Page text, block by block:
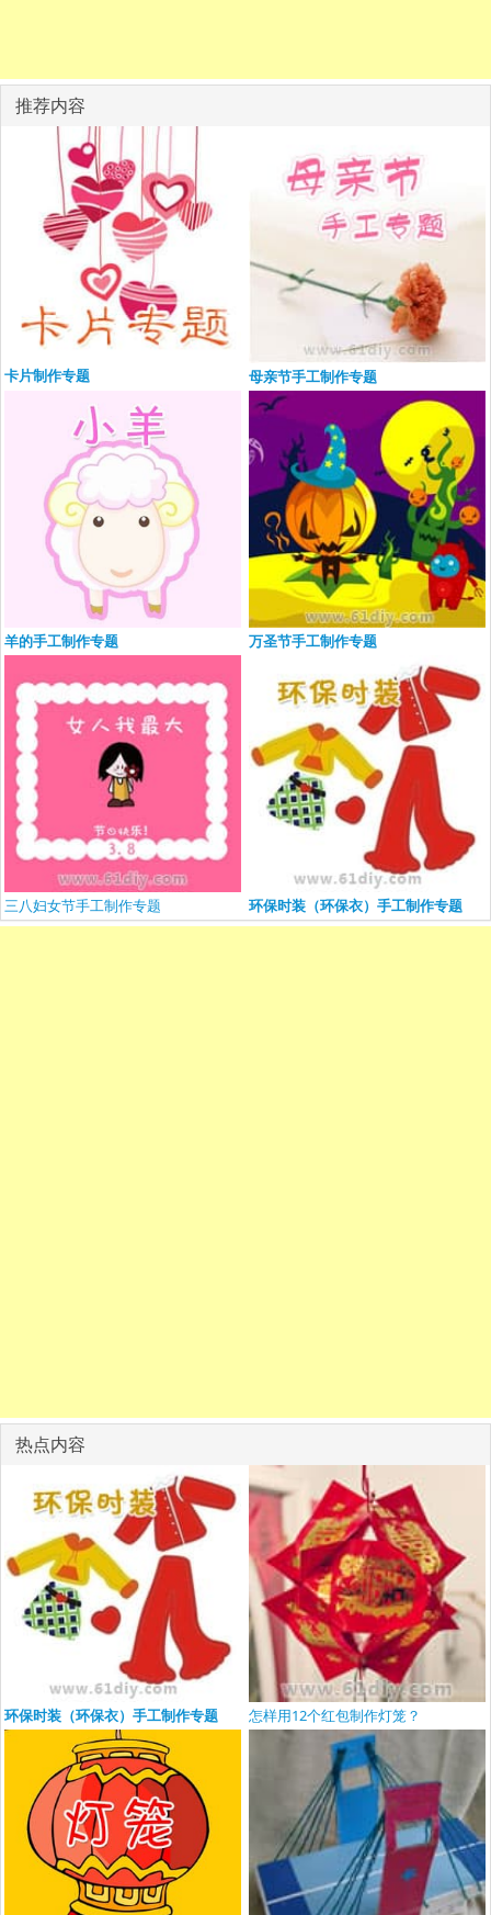
推荐内容
卡片制作专题 母亲节手工制作专题
羊的手工制作专题 万圣节手工制作专题
三八妇女节手工制作专题 环保时装（环保衣）手工制作专题
热点内容
环保时装（环保衣）手工制作专题 怎样用12个红包制作灯笼？